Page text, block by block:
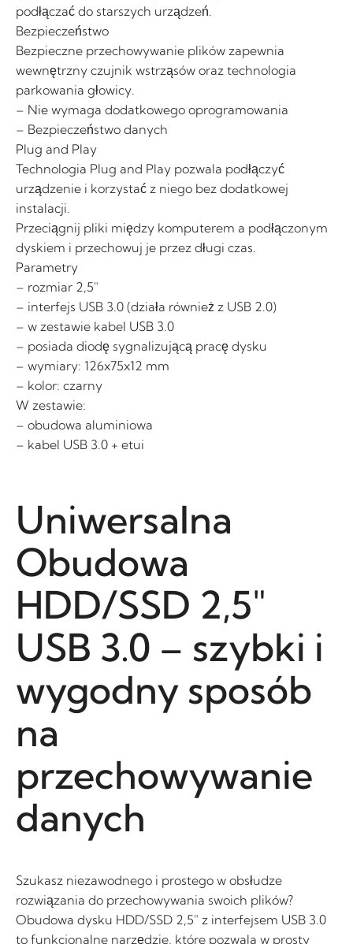
podłączać do starszych urządzeń.
Bezpieczeństwo
Bezpieczne przechowywanie plików zapewnia
wewnętrzny czujnik wstrząsów oraz technologia
parkowania głowicy.
– Nie wymaga dodatkowego oprogramowania
– Bezpieczeństwo danych
Plug and Play
Technologia Plug and Play pozwala podłączyć
urządzenie i korzystać z niego bez dodatkowej
instalacji.
Przeciągnij pliki między komputerem a podłączonym
dyskiem i przechowuj je przez długi czas.
Parametry
– rozmiar 2,5″
– interfejs USB 3.0 (działa również z USB 2.0)
– w zestawie kabel USB 3.0
– posiada diodę sygnalizującą pracę dysku
– wymiary: 126x75x12 mm
– kolor: czarny
W zestawie:
– obudowa aluminiowa
– kabel USB 3.0 + etui
Uniwersalna
Obudowa
HDD/SSD 2,5″
USB 3.0 – szybki i
wygodny sposób
na
przechowywanie
danych
Szukasz niezawodnego i prostego w obsłudze
rozwiązania do przechowywania swoich plików?
Obudowa dysku HDD/SSD 2,5″ z interfejsem USB 3.0
to funkcjonalne narzędzie, które pozwala w prosty